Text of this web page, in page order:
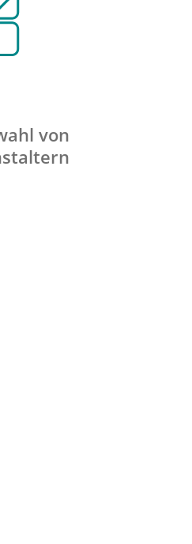
von